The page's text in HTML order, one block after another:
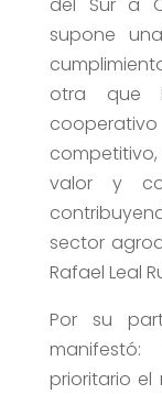
supone
otra que
valor y
sector
Rafael Leal
Por su
prioritario